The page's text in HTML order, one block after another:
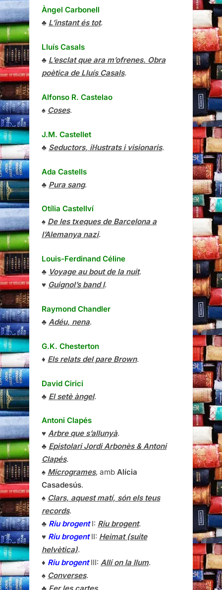
Àngel Carbonell
♣ L’instant és tot.
Lluís Casals
♣ L’esclat que ara m’ofrenes. Obra
poètica de Lluís Casals.
Alfonso R. Castelao
♠ Coses.
J.M. Castellet
♣ Seductors, il·lustrats i visionaris.
Ada Castells
♣ Pura sang.
Otília Castellví
♠ De les txeques de Barcelona a
l’Alemanya nazi.
Louis-Ferdinand Céline
♣ Voyage au bout de la nuit.
♥ Guignol’s band I.
Raymond Chandler
♣ Adéu, nena.
G.K. Chesterton
♦ Els relats del pare Brown.
David Cirici
♣ El setè àngel.
Antoni Clapés
♥ Arbre que s’allunyà.
♣ Epistolari Jordi Arbonès & Antoni
Clapés.
♠ Microgrames, amb Alícia
Casadesús.
♠ Clars, aquest matí, són els teus
records.
♣ Riu brogentI: Riu brogent.
♥ Riu brogentII: Heimat (suite
helvètica).
♦ Riu brogentIII: Allí on la llum.
♠ Converses.